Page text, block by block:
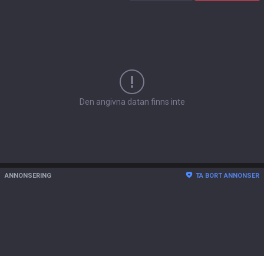
Den angivna datan finns inte
ANNONSERING TA BORT ANNONSER